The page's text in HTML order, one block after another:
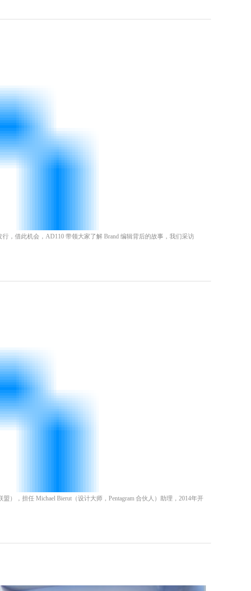
，借此机会，AD110 带领大家了解 Brand 编辑背后的故事，我们采访
），担任 Michael Bierut（设计大师，Pentagram 合伙人）助理，2014年开